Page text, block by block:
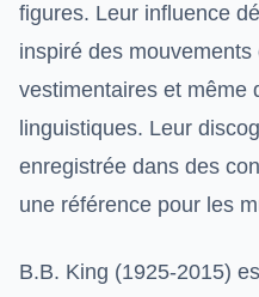
figures. Leur influence
inspiré des
vestimentaires et même
linguistiques. Leur
enregistrée dans des
une référence pour les
B.B. King (1925-2015)